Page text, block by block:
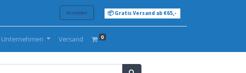
Anmelden 📦 Gratis Versand ab €65,-
Unternehmen Versand 0